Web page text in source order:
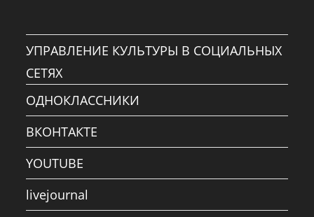
УПРАВЛЕНИЕ КУЛЬТУРЫ В СОЦИАЛЬНЫХ
СЕТЯХ
ОДНОКЛАССНИКИ
ВКОНТАКТЕ
YOUTUBE
livejournal